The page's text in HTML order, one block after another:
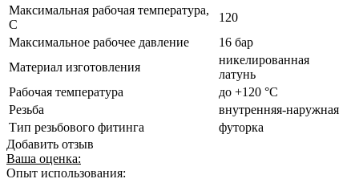
Максимальная рабочая температура,
С
120
Максимальное рабочее давление
16 бар
Материал изготовления
никелированная
латунь
Рабочая температура
до +120 °C
Резьба
внутренняя-наружная
Тип резьбового фитинга
футорка
Добавить отзыв
Ваша оценка:
Опыт использования: